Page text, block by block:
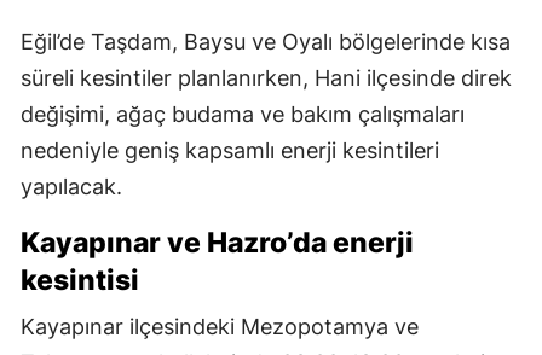
Eğil’de Taşdam, Baysu ve Oyalı bölgelerinde kısa
süreli kesintiler planlanırken, Hani ilçesinde direk
değişimi, ağaç budama ve bakım çalışmaları
nedeniyle geniş kapsamlı enerji kesintileri
yapılacak.
Kayapınar ve Hazro’da enerji
kesintisi
Kayapınar ilçesindeki Mezopotamya ve